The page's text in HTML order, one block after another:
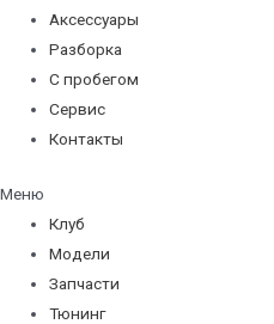
Аксессуары
Разборка
С пробегом
Сервис
Контакты
Меню
Клуб
Модели
Запчасти
Тюнинг